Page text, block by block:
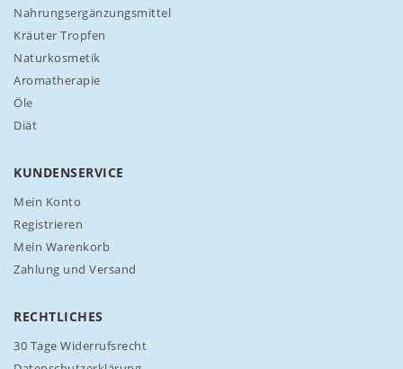
w
s
e
t
t
e
n
Nahrungsergänzungsmittel
Kräuter Tropfen
Naturkosmetik
Aromatherapie
Öle
Diät
KUNDENSERVICE
Mein Konto
Registrieren
Mein Warenkorb
Zahlung und Versand
RECHTLICHES
30 Tage Widerrufsrecht